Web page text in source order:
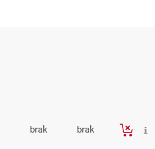
brak brak